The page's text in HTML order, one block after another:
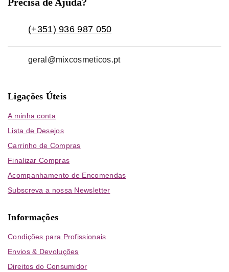
(+351) 936 987 050
geral@mixcosmeticos.pt
Ligações Úteis
A minha conta
Lista de Desejos
Carrinho de Compras
Finalizar Compras
Acompanhamento de Encomendas
Subscreva a nossa Newsletter
Informações
Condições para Profissionais
Envios & Devoluções
Direitos do Consumidor